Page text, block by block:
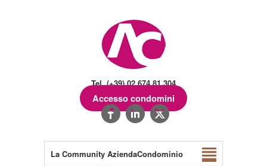
Tel. (+39) 02.674.81.304
Accesso condomini
La Community AziendaCondominio